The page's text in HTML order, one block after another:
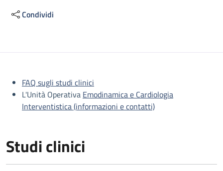
Condividi
Descrizione
FAQ sugli studi clinici
L'Unità Operativa Emodinamica e Cardiologia
Interventistica (informazioni e contatti)
Studi clinici